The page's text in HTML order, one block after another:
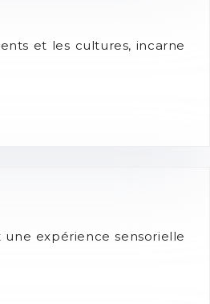
et les cultures, incarne
expérience sensorielle